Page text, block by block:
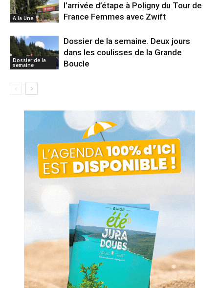
A la Une
l’arrivée d’étape à Poligny du Tour de
France Femmes avec Zwift
Dossier de la
semaine
Dossier de la semaine. Deux jours
dans les coulisses de la Grande
Boucle